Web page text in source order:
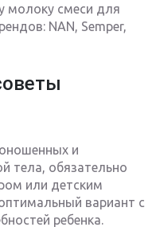
молоку смеси для
NAN, Semper,
и
тела, обязательно
или детским
вариант с
ребенка.